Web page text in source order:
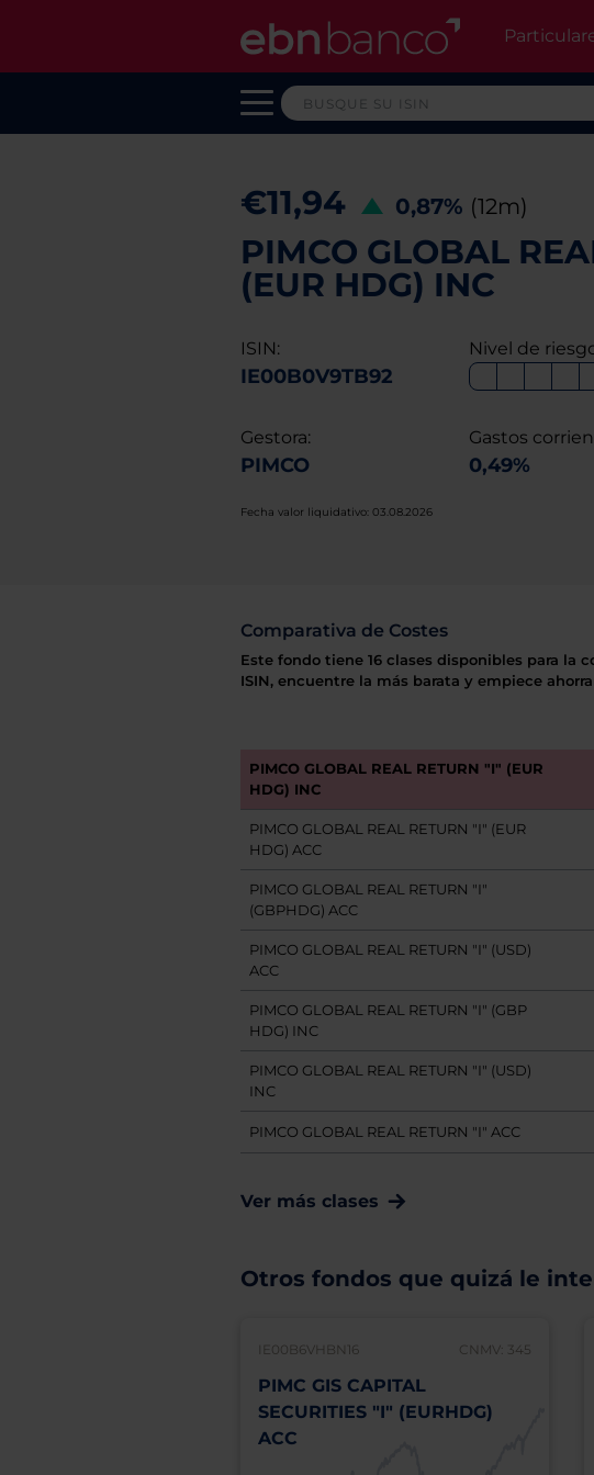
€11,94 0,87% (12m)
PIMCO GLOBAL
(EUR HDG) INC
ISIN:
IE00B0V9TB92
Nivel de
Gestora:
PIMCO
Gastos
0,49%
Fecha valor liquidativo: 03.08.2026
Comparativa de Costes
Este fondo tiene 16 clases disponibles para la
ISIN, encuentre la más barata y empiece
PIMCO GLOBAL REAL RETURN "I" (EUR
HDG) INC
PIMCO GLOBAL REAL RETURN "I" (EUR
HDG) ACC
PIMCO GLOBAL REAL RETURN "I"
(GBPHDG) ACC
PIMCO GLOBAL REAL RETURN "I" (USD)
ACC
PIMCO GLOBAL REAL RETURN "I" (GBP
HDG) INC
PIMCO GLOBAL REAL RETURN "I" (USD)
INC
PIMCO GLOBAL REAL RETURN "I" ACC
Ver más clases
Otros fondos que quizá le
IE00B6VHBN16 CNMV: 345
PIMC GIS CAPITAL
SECURITIES "I" (EURHDG)
ACC